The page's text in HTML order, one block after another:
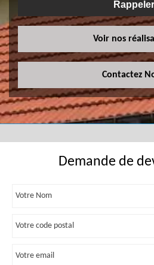
Voir nos
Contactez
Demande de